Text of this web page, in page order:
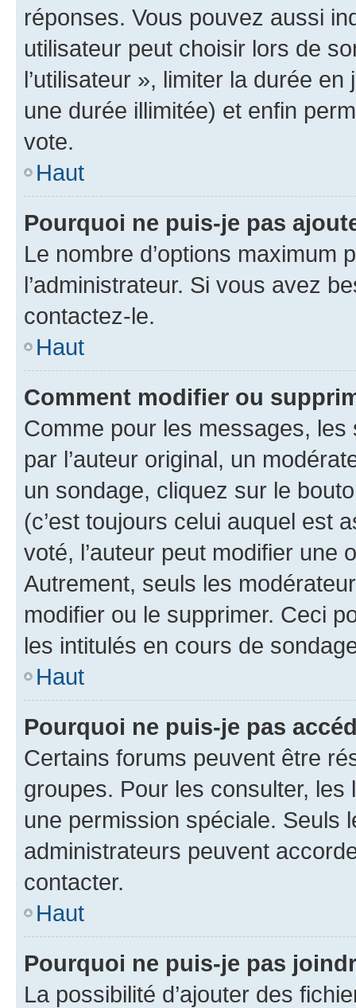
réponses. Vous pouvez aussi
utilisateur peut choisir lors de
l’utilisateur », limiter la durée
une durée illimitée) et enfin
vote.
Haut
Pourquoi ne puis-je pas
Le nombre d’options maximum
l’administrateur. Si vous avez
contactez-le.
Haut
Comment modifier ou
Comme pour les messages,
par l’auteur original, un
un sondage, cliquez sur le
(c’est toujours celui auquel est
voté, l’auteur peut modifier une
Autrement, seuls les
modifier ou le supprimer. Ceci
les intitulés en cours de
Haut
Pourquoi ne puis-je pas
Certains forums peuvent être
groupes. Pour les consulter,
une permission spéciale. Seuls
administrateurs peuvent
contacter.
Haut
Pourquoi ne puis-je pas
La possibilité d’ajouter des